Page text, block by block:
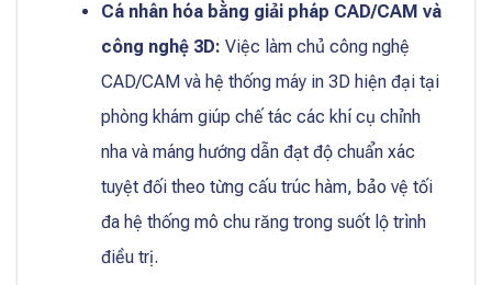
Cá nhân hóa bằng giải pháp CAD/CAM và
công nghệ 3D: Việc làm chủ công nghệ
CAD/CAM và hệ thống máy in 3D hiện đại tại
phòng khám giúp chế tác các khí cụ chỉnh
nha và máng hướng dẫn đạt độ chuẩn xác
tuyệt đối theo từng cấu trúc hàm, bảo vệ tối
đa hệ thống mô chu răng trong suốt lộ trình
điều trị.